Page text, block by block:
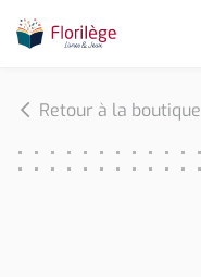
Retour à la boutique